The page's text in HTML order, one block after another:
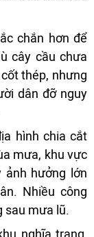
chắn hơn để
cây cầu chưa
thép, nhưng
dân đỡ nguy
hình chia cắt
mưa, khu vực
ảnh hưởng lớn
Nhiều công
sau mưa lũ.
nghĩa trang,